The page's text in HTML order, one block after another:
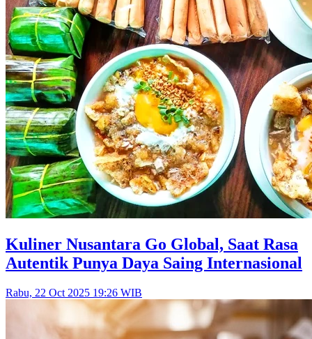
Kuliner Nusantara Go Global, Saat Rasa
Autentik Punya Daya Saing Internasional
Rabu, 22 Oct 2025 19:26 WIB